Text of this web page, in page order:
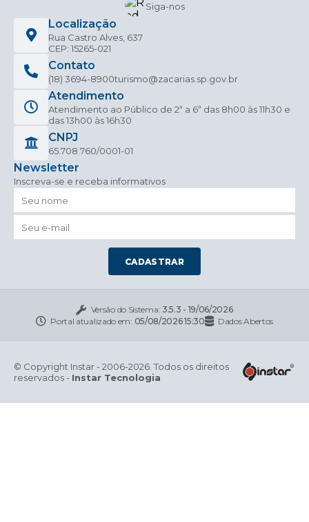
Siga-nos
Localização
Rua Castro Alves, 637
CEP: 15265-021
Contato
(18) 3694-8900turismo@zacarias.sp.gov.br
Atendimento
Atendimento ao Público de 2ª a 6ª das 8h00 às 11h30 e
das 13h00 às 16h30
CNPJ
65.708.760/0001-01
Newsletter
Inscreva-se e receba informativos
CADASTRAR
Versão do Sistema: 3.5.3 - 19/06/2026
Portal atualizado em: 05/08/2026 15:30 Dados Abertos
© Copyright Instar - 2006-2026. Todos os direitos
reservados - Instar Tecnologia